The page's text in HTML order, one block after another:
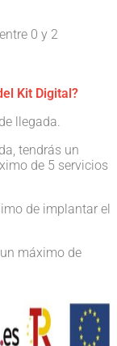
0 y 2
Kit Digital?
llegada.
tendrás un
de 5 servicios
de implantar el
máximo de